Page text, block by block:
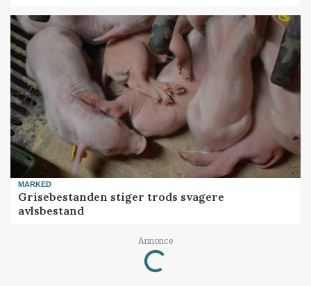
MARKED
Grisebestanden stiger trods svagere
avlsbestand
Annonce
Loading...